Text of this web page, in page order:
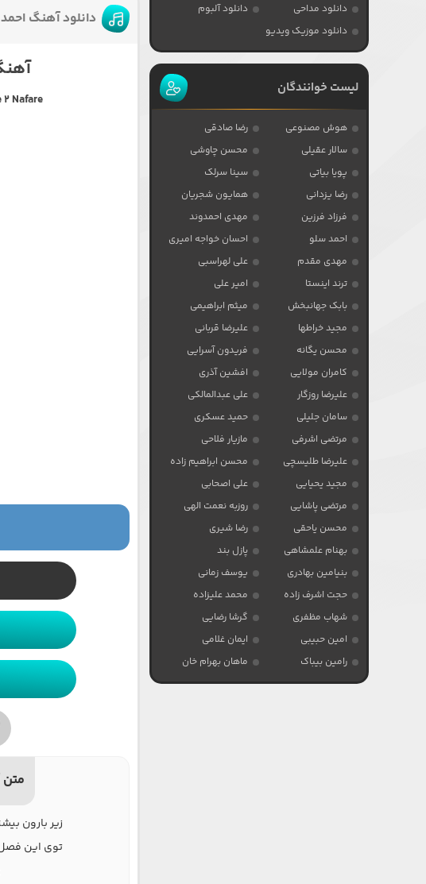
دانلود آهنگ
2 Nafare
زیر بارون
توی این
دانلود مداحی
دانلود آلبوم
دانلود موزیک ویدیو
لیست خوانندگان
هوش مصنوعی
رضا صادقی
سالار عقیلی
محسن چاوشی
پویا بیاتی
سینا سرلک
رضا یزدانی
همایون شجریان
فرزاد فرزین
مهدی احمدوند
احمد سلو
احسان خواجه امیری
مهدی مقدم
علی لهراسبی
ترند اینستا
امیر علی
بابک جهانبخش
میثم ابراهیمی
مجید خراطها
علیرضا قربانی
محسن یگانه
فریدون آسرایی
کامران مولایی
افشین آذری
علیرضا روزگار
علی عبدالمالکی
سامان جلیلی
حمید عسکری
مرتضی اشرفی
مازیار فلاحی
علیرضا طلیسچی
محسن ابراهیم زاده
مجید یحیایی
علی اصحابی
مرتضی پاشایی
روزبه نعمت الهی
محسن یاحقی
رضا شیری
بهنام علمشاهی
پازل بند
بنیامین بهادری
یوسف زمانی
حجت اشرف زاده
محمد علیزاده
شهاب مظفری
گرشا رضایی
امین حبیبی
ایمان غلامی
رامین بیباک
ماهان بهرام خان